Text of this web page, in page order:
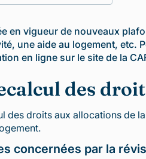
en vigueur de nouveaux
une aide au logement, etc.
en ligne sur le site de la
des
des droits aux allocations de
concernées par la